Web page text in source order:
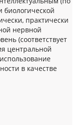
практически
нервной
(соответствует
центральной
в качестве